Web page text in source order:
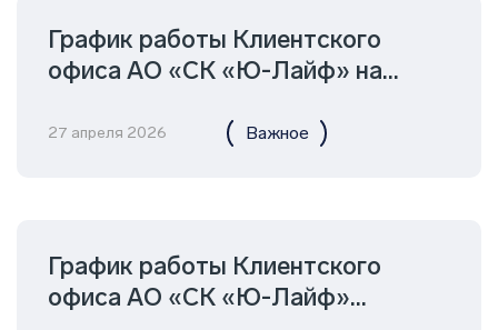
График работы Клиентского
офиса АО «СК «Ю-Лайф» на
27 апреля 2026 Важное
График работы Клиентского
офиса АО «СК «Ю-Лайф»